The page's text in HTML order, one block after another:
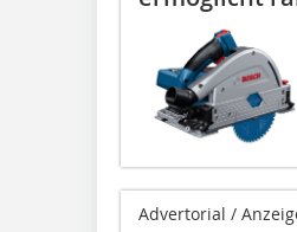
Advertorial /